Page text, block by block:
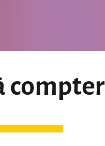
compter